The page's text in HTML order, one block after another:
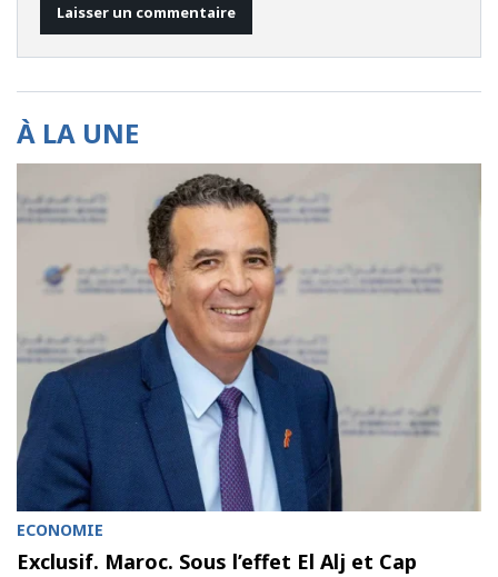
À LA UNE
ECONOMIE
Exclusif. Maroc. Sous l’effet El Alj et Cap